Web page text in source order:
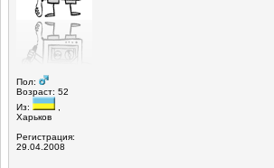
Пол:
Возраст: 52
Из:
Харьков
Регистрация:
29.04.2008